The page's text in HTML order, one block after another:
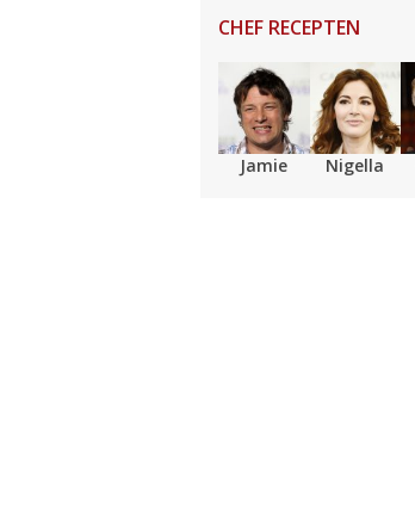
CHEF RECEPTEN
Jamie Nigella